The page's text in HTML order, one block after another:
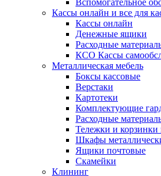
Вспомогательное
Кассы онлайн и все для
Кассы онлайн
Денежные ящики
Расходные
КСО Кассы
Металлическая мебель
Боксы кассовые
Верстаки
Картотеки
Комплектующие
Расходные
Тележки и корзинки
Шкафы
Ящики почтовые
Скамейки
Клининг